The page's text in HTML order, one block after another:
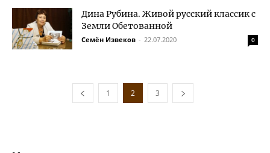
Дина Рубина. Живой русский классик с
Земли Обетованной
Семён Извеков - 22.07.2020 0
1 2 3